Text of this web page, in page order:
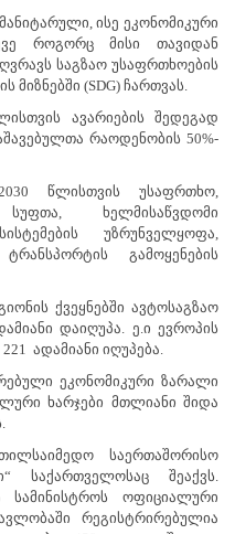
ისე ეკონომიკური
როგორც მისი თავიდან
საგზაო უსაფრთხოების
(SDG) ჩართვას.
ავარიების შედეგად
რაოდენობის 50%-
წლისთვის უსაფრთხო,
ხელმისაწვდომი
უზრუნველყოფა,
გამოყენების
ქვეყნებში ავტოსაგზაო
დაიღუპა. ე.ი ევროპის
ადამიანი იღუპება.
ეკონომიკური ზარალი
ხარჯები მთლიანი შიდა
საერთაშორისო
საქართველოსაც შეაქვს.
სამინისტროს ოფიციალური
რეგისტრირებულია